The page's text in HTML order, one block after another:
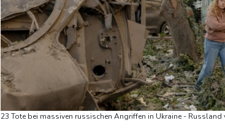
23 Tote bei massiven russischen Angriffen in Ukraine - Russland